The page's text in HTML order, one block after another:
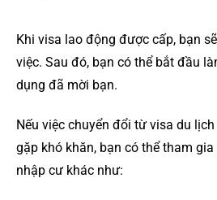
Khi visa lao động được cấp, bạn
việc. Sau đó, bạn có thể bắt đầu
dụng đã mời bạn.
Nếu việc chuyển đổi từ visa du
gặp khó khăn, bạn có thể tham
nhập cư khác như: